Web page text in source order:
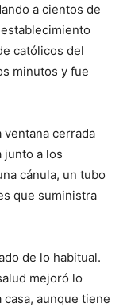
a cientos de
católicos del
minutos y fue
ventana cerrada
junto a los
cánula, un tubo
que suministra
de lo habitual.
mejoró lo
aunque tiene